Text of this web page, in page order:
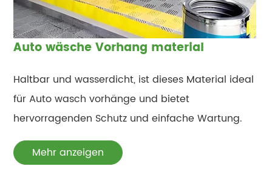
Auto wäsche Vorhang material
Haltbar und wasserdicht, ist dieses Material ideal
für Auto wasch vorhänge und bietet
hervorragenden Schutz und einfache Wartung.
Mehr anzeigen